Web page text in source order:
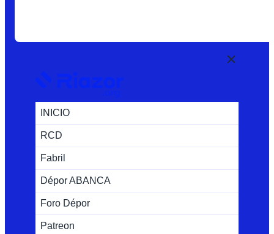
INICIO
RCD
Fabril
Dépor ABANCA
Foro Dépor
Patreon